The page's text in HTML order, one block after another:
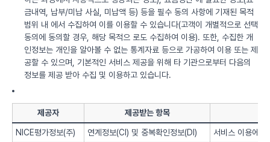
금내역, 납부/미납 사실, 미납액 등) 등을 필수 동의 사항에 기재된 목적
범위 내 에서 수집하여 이를 이용할 수 있습니다(고객이 개별적으로 선택
동의에 동의할 경우, 해당 목적으 로도 수집하여 이용). 또한, 수집한 개
인정보는 개인을 알아볼 수 없는 통계자료 등으로 가공하여 이용 또는 제
공할 수 있으며, 기본적인 서비스 제공을 위해 타 기관으로부터 다음의
정보를 제공 받아 수집 및 이용하고 있습니다.
제공자 제공받는 항목
NICE평가정보(주) 연계정보(CI) 및 중복확인정보(DI) 서비스 이용에